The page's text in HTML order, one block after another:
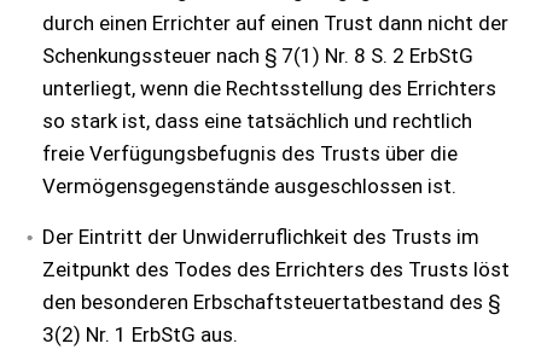
durch einen Errichter auf einen Trust dann nicht der
Schenkungssteuer nach § 7(1) Nr. 8 S. 2 ErbStG
unterliegt, wenn die Rechtsstellung des Errichters
so stark ist, dass eine tatsächlich und rechtlich
freie Verfügungsbefugnis des Trusts über die
Vermögensgegenstände ausgeschlossen ist.
Der Eintritt der Unwiderruflichkeit des Trusts im
Zeitpunkt des Todes des Errichters des Trusts löst
den besonderen Erbschaftsteuertatbestand des §
3(2) Nr. 1 ErbStG aus.